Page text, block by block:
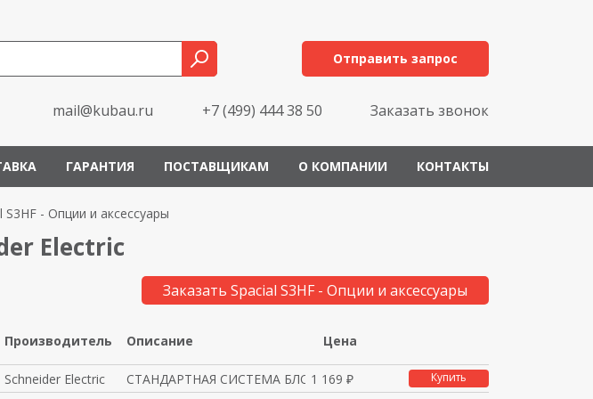
Отправить запрос
mail@kubau.ru +7 (499) 444 38 50 Заказать звонок
ГАРАНТИЯ ПОСТАВЩИКАМ О КОМПАНИИ КОНТАКТЫ
S3HF - Опции и аксессуары
Electric
Заказать Spacial S3HF - Опции и аксессуары
Производитель Описание Цена
Schneider Electric СТАНДАРТНАЯ СИСТЕМА БЛОКИРОВКИ
1 169 ₽ Купить